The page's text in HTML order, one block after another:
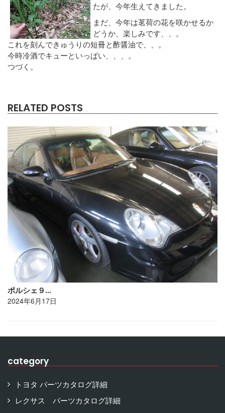
たが、今年生えてきました。
まだ、今年は茗荷の花を咲かせるか
どうか、楽しみです、、。
これを刻んできゅうりの短冊と酢醤油で、、。
今時冷酒でキューといっぱい、、、。
つづく。
RELATED POSTS
ポルシェ９…
2024年6月17日
category
トヨタ パーツカタログ詳細
レクサス パーツカタログ詳細